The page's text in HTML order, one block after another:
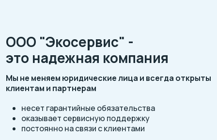
ООО "Экосервис" -
это надежная компания
Мы не меняем юридические лица и всегда открыты
клиентам и партнерам
несет гарантийные обязательства
оказывает сервисную поддержку
постоянно на связи с клиентами